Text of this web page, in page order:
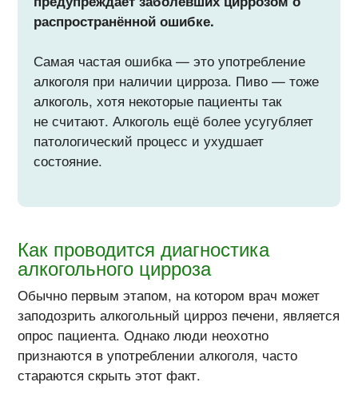
распространённой ошибке.
Самая частая ошибка — это употребление
алкоголя при наличии цирроза. Пиво — тоже
алкоголь, хотя некоторые пациенты так
не считают. Алкоголь ещё более усугубляет
патологический процесс и ухудшает
состояние.
Как проводится диагностика
алкогольного цирроза
Обычно первым этапом, на котором врач может
заподозрить алкогольный цирроз печени, является
опрос пациента. Однако люди неохотно
признаются в употреблении алкоголя, часто
стараются скрыть этот факт.